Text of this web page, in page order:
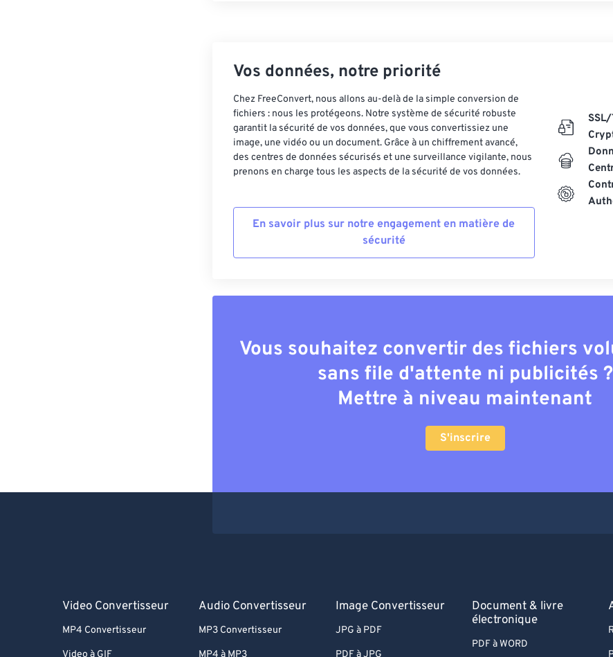
Vos données, notre priorité
Chez FreeConvert, nous allons au-delà de la simple conversion de
fichiers : nous les protégeons. Notre système de sécurité robuste
garantit la sécurité de vos données, que vous convertissiez une
image, une vidéo ou un document. Grâce à un chiffrement avancé,
des centres de données sécurisés et une surveillance vigilante, nous
prenons en charge tous les aspects de la sécurité de vos données.
En savoir plus sur notre engagement en matière de
sécurité
SSL/
Vous souhaitez convertir des fichiers
sans file d'attente ni publicités ?
Mettre à niveau maintenant
S'inscrire
Video Convertisseur
MP4 Convertisseur
Video à GIF
Audio Convertisseur
MP3 Convertisseur
MP4 à MP3
Image Convertisseur
JPG à PDF
PDF à JPG
Document & livre
électronique
PDF à WORD